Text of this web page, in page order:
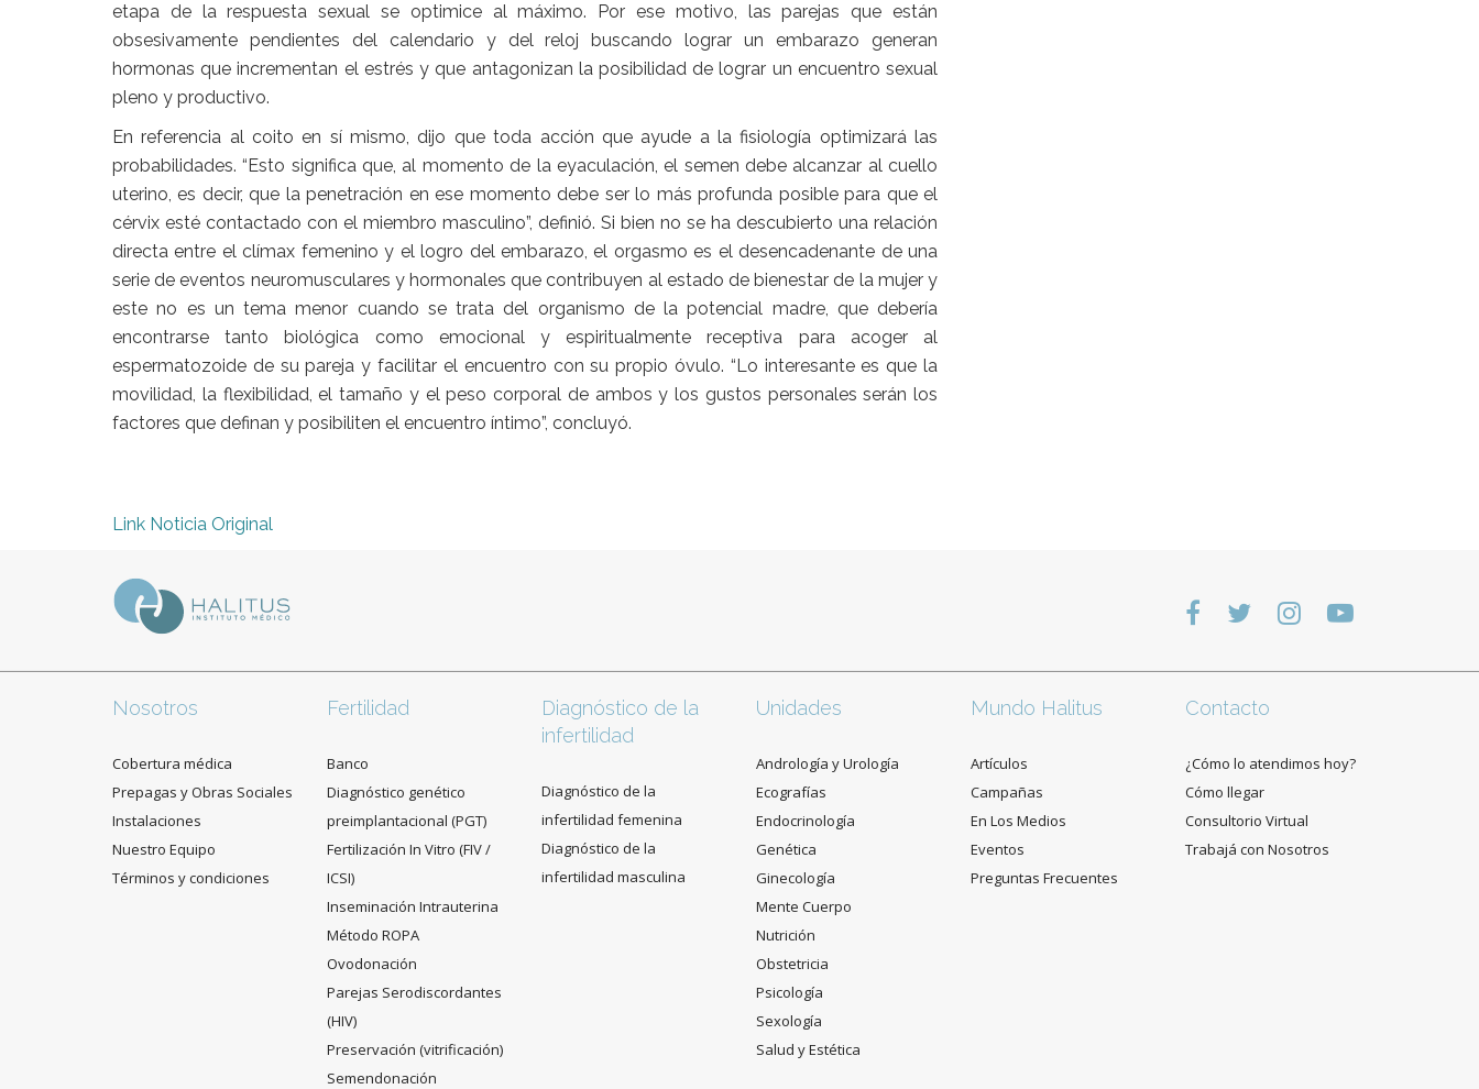
etapa de la respuesta sexual se optimice al máximo. Por ese motivo, las parejas que están
obsesivamente pendientes del calendario y del reloj buscando lograr un embarazo generan
hormonas que incrementan el estrés y que antagonizan la posibilidad de lograr un encuentro sexual
pleno y productivo.
En referencia al coito en sí mismo, dijo que toda acción que ayude a la fisiología optimizará las
probabilidades. “Esto significa que, al momento de la eyaculación, el semen debe alcanzar al cuello
uterino, es decir, que la penetración en ese momento debe ser lo más profunda posible para que el
cérvix esté contactado con el miembro masculino”, definió. Si bien no se ha descubierto una relación
directa entre el clímax femenino y el logro del embarazo, el orgasmo es el desencadenante de una
serie de eventos neuromusculares y hormonales que contribuyen al estado de bienestar de la mujer y
este no es un tema menor cuando se trata del organismo de la potencial madre, que debería
encontrarse tanto biológica como emocional y espiritualmente receptiva para acoger al
espermatozoide de su pareja y facilitar el encuentro con su propio óvulo. “Lo interesante es que la
movilidad, la flexibilidad, el tamaño y el peso corporal de ambos y los gustos personales serán los
factores que definan y posibiliten el encuentro íntimo”, concluyó.
Link Noticia Original
Nosotros
Cobertura médica
Prepagas y Obras Sociales
Instalaciones
Nuestro Equipo
Términos y condiciones
Fertilidad
Banco
Diagnóstico genético
preimplantacional (PGT)
Fertilización In Vitro (FIV /
ICSI)
Inseminación Intrauterina
Método ROPA
Ovodonación
Parejas Serodiscordantes
(HIV)
Preservación (vitrificación)
Semendonación
Diagnóstico de la
infertilidad
Diagnóstico de la
infertilidad femenina
Diagnóstico de la
infertilidad masculina
Unidades
Andrología y Urología
Ecografías
Endocrinología
Genética
Ginecología
Mente Cuerpo
Nutrición
Obstetricia
Psicología
Sexología
Salud y Estética
Mundo Halitus
Artículos
Campañas
En Los Medios
Eventos
Preguntas Frecuentes
Contacto
¿Cómo lo atendimos hoy?
Cómo llegar
Consultorio Virtual
Trabajá con Nosotros